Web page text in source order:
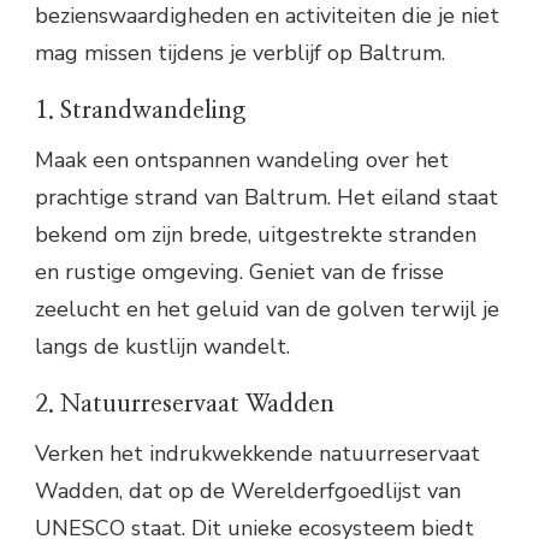
bezienswaardigheden en activiteiten die je niet
mag missen tijdens je verblijf op Baltrum.
1. Strandwandeling
Maak een ontspannen wandeling over het
prachtige strand van Baltrum. Het eiland staat
bekend om zijn brede, uitgestrekte stranden
en rustige omgeving. Geniet van de frisse
zeelucht en het geluid van de golven terwijl je
langs de kustlijn wandelt.
2. Natuurreservaat Wadden
Verken het indrukwekkende natuurreservaat
Wadden, dat op de Werelderfgoedlijst van
UNESCO staat. Dit unieke ecosysteem biedt